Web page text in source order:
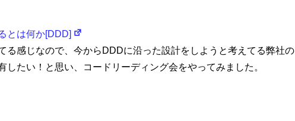
とは何か[DDD]
る感じなので、今からDDDに沿った設計をしようと考えてる弊社の
したい！と思い、コードリーディング会をやってみました。